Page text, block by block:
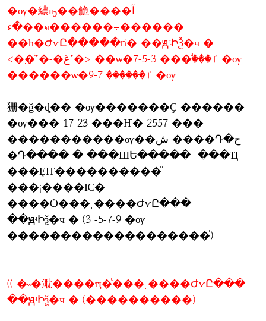
�ѹ�繷ҧ��觤����آ
�ء��ҹ������÷������
��һ�ԺѵԸ�����ǹ� ��ԭʵԻѮ�ҹ �
<�຺�ͧ˹�-�غ˹�> ��ѡ�ٵ����ͧ�� 3-5-7 �ѹ
������ѡ�ٵ������ 7-9 �ѹ
㹪�ǧ�ȡ�� �ѹ�������Ҫ ������
�ѹ��� 17-23 ���Ҥ� 2557 ���
�����������ѹ��ش ����Դ�ح-
�Դ���� � ���ШԵ�����- ���Ҵ -
���ȨҤ����������ͧ
���¡����Ѥ�
����Ѻ���ͺ����ԺѵԸ���
��ԭʵԻѯ�ҹ � (3 -5-7-9 �ѹ
�������������������ͧ)
(( �˵�㴷����ҵ�ͧ���ͺ����ԺѵԸ���
��ԭʵԻѯ�ҹ � (����������)